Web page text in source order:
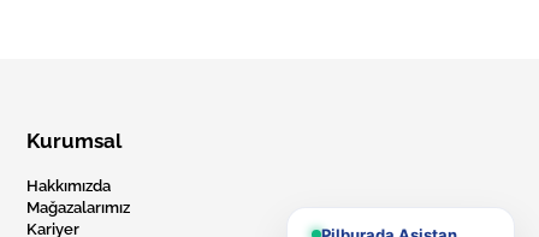
Kurumsal
Hakkımızda
Mağazalarımız
Kariyer